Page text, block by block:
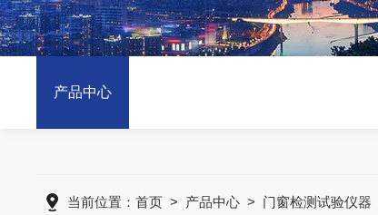
产品中心
当前位置：首页 > 产品中心 > 门窗检测试验仪器